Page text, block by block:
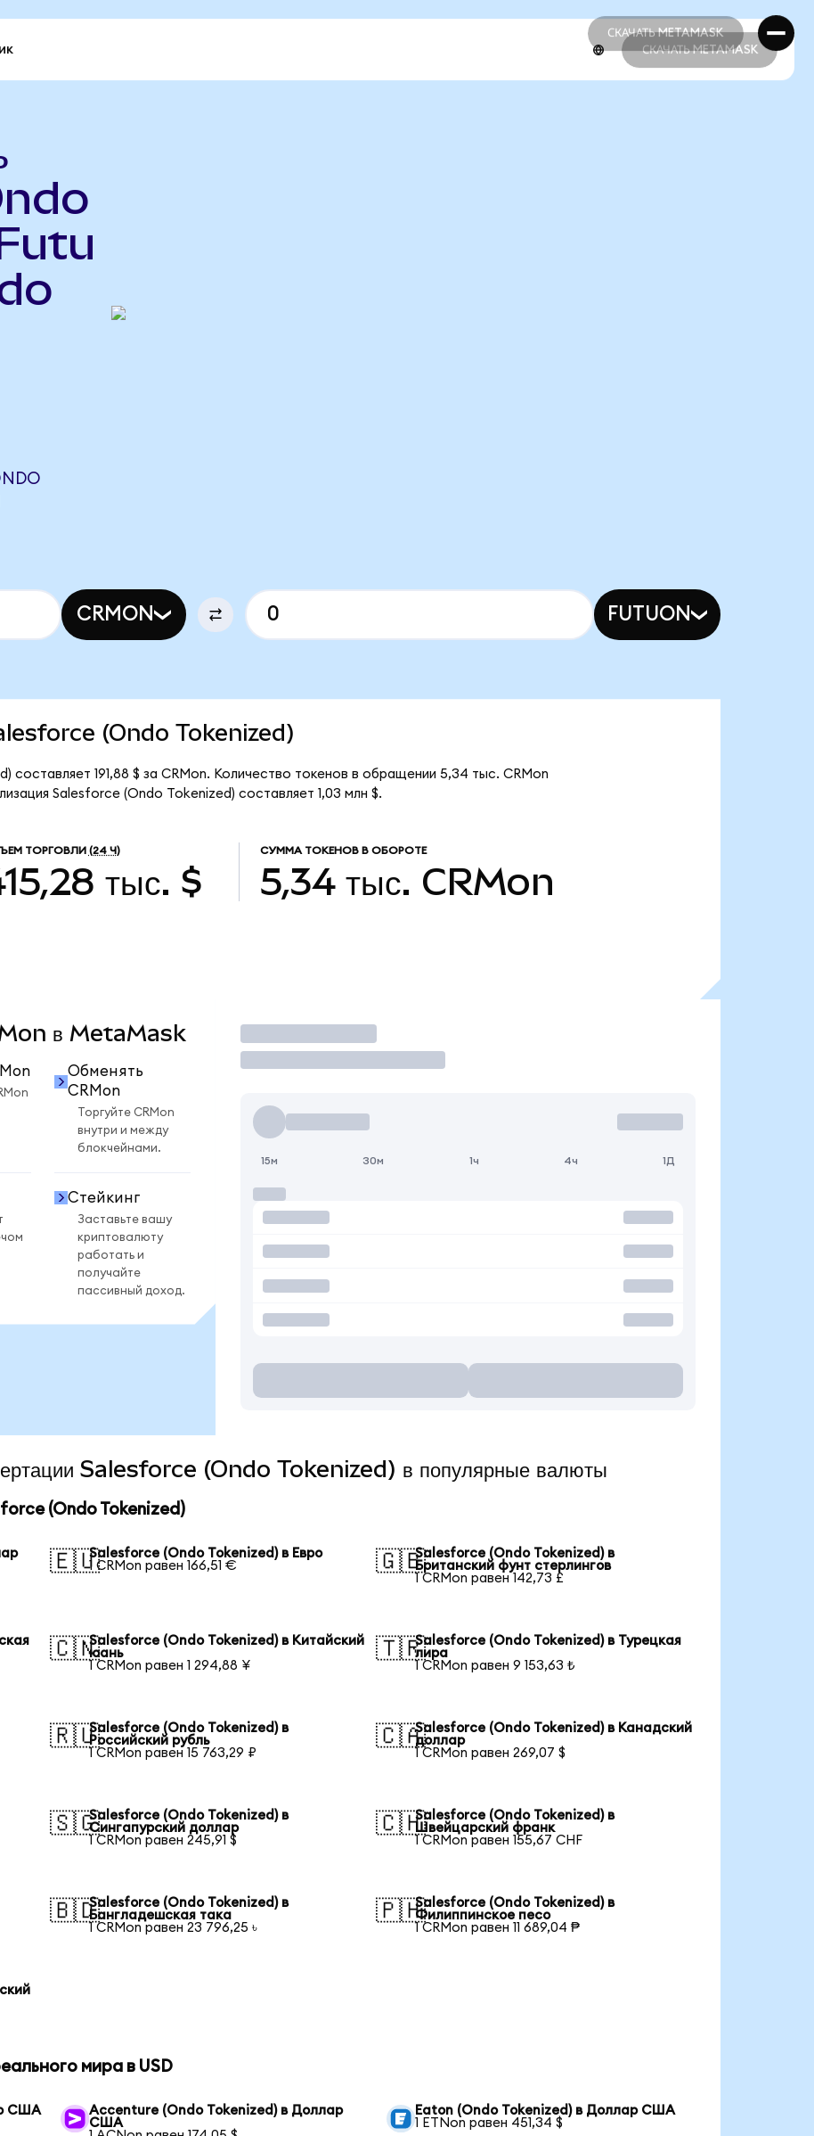
СКАЧАТЬ METAMASK
СКАЧАТЬ METAMASK
СКАЧАТЬ METAMASK
CRMON FUTUON
(Ondo Tokenized)
составляет 191,88 $ за CRMon. Количество токенов в обращении 5,34 тыс. CRMon
Salesforce (Ondo Tokenized) составляет 1,03 млн $.
ТОРГОВЛИ (24 Ч)
тыс. $
СУММА ТОКЕНОВ В ОБОРОТЕ
5,34 тыс. CRMon
в MetaMask
Обменять
CRMon
Торгуйте CRMon
внутри и между
блокчейнами.
Стейкинг
Заставьте вашу
криптовалюту
работать и
получайте
пассивный доход.
Торговать
15м 30м 1ч 4ч 1Д
Salesforce (Ondo Tokenized) в популярные валюты
(Ondo Tokenized)
🇪🇺Salesforce (Ondo Tokenized) в Евро
1 CRMon равен 166,51 €
🇬🇧Salesforce (Ondo Tokenized) в
Британский фунт стерлингов
1 CRMon равен 142,73 £
🇨🇳Salesforce (Ondo Tokenized) в Китайский
юань
1 CRMon равен 1 294,88 ¥
🇹🇷Salesforce (Ondo Tokenized) в Турецкая
лира
1 CRMon равен 9 153,63 ₺
🇷🇺Salesforce (Ondo Tokenized) в
Российский рубль
1 CRMon равен 15 763,29 ₽
🇨🇦Salesforce (Ondo Tokenized) в Канадский
доллар
1 CRMon равен 269,07 $
🇸🇬Salesforce (Ondo Tokenized) в
Сингапурский доллар
1 CRMon равен 245,91 $
🇨🇭Salesforce (Ondo Tokenized) в
Швейцарский франк
1 CRMon равен 155,67 CHF
🇧🇩Salesforce (Ondo Tokenized) в
Бангладешская така
1 CRMon равен 23 796,25 ৳
🇵🇭Salesforce (Ondo Tokenized) в
Филиппинское песо
1 CRMon равен 11 689,04 ₱
мира в USD
США
Accenture (Ondo Tokenized) в Доллар
США
Eaton (Ondo Tokenized) в Доллар США
1 ETNon равен 451,34 $